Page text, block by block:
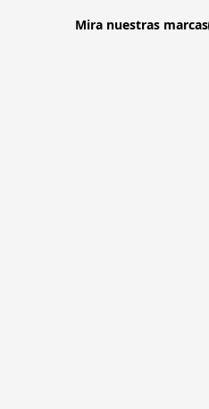
Mira nuestras marcas